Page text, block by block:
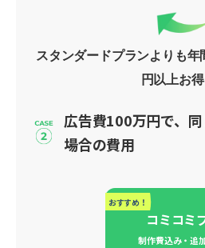
スタンダードプランよりも年
円以上お得
広告費100万円で、
場合の費用
おすすめ！
コミコミ
制作費込み・追